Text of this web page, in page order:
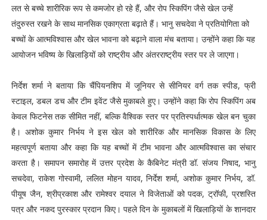
लत से बच्चे शारीरिक रूप से कमजोर हो रहे हैं, और रोप स्किपिंग जैसे खेल उन्हें
तंदुरुस्त रखने के साथ मानसिक एकाग्रता बढ़ाते हैं। भानु सचदेवा ने प्रतियोगिता को
बच्चों के आत्मविश्वास और खेल भावना को बढ़ाने वाला मंच बताया। उन्होंने कहा कि यह
आयोजन भविष्य के खिलाड़ियों को राष्ट्रीय और अंतरराष्ट्रीय स्तर पर ले जाएगा।
निर्देश शर्मा ने बताया कि चैंपियनशिप में जूनियर से सीनियर वर्ग तक स्पीड, फ्री
स्टाइल, डबल डच और टीम इवेंट जैसे मुकाबले हुए। उन्होंने कहा कि रोप स्किपिंग अब
केवल फिटनेस तक सीमित नहीं, बल्कि वैश्विक स्तर पर प्रतिस्पर्धात्मक खेल बन चुका
है। अशोक कुमार निर्भय ने इस खेल को शारीरिक और मानसिक विकास के लिए
महत्वपूर्ण बताया और कहा कि यह बच्चों में टीम भावना और आत्मविश्वास का संचार
करता है। समापन समारोह में उत्तर प्रदेश के कैबिनेट मंत्री डॉ. संजय निषाद, भानु
सचदेवा, राकेश गोस्वामी, ललित मोहन यादव, निर्देश शर्मा, अशोक कुमार निर्भय, डॉ.
पीयूष जैन, श्रीप्रकाश और रामेश्वर दयाल ने विजेताओं को पदक, ट्रॉफी, प्रशस्ति
पत्र और नकद पुरस्कार प्रदान किए। पहले दिन के मुकाबलों में खिलाड़ियों के शानदार